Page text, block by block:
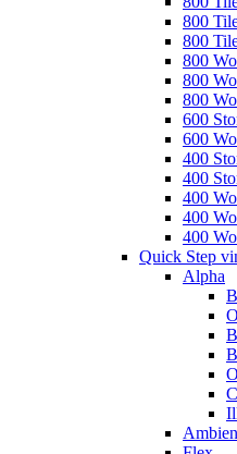
800
800
800
800
800
600
600
400
400
400
400
400
Quick Step
Alpha